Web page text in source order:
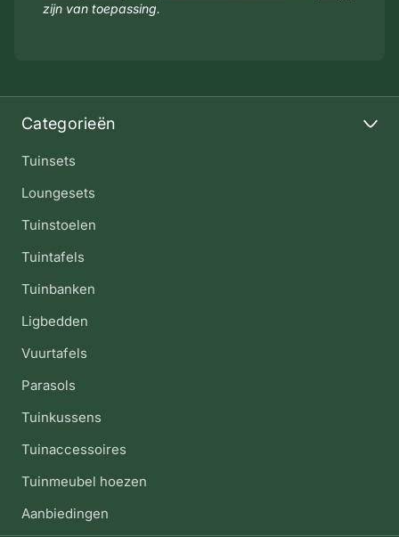
Categorieën
Tuinsets
Loungesets
Tuinstoelen
Tuintafels
Tuinbanken
Ligbedden
Vuurtafels
Parasols
Tuinkussens
Tuinaccessoires
Tuinmeubel hoezen
Aanbiedingen
zijn van toepassing.